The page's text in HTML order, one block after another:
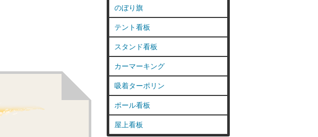
のぼり旗
テント看板
スタンド看板
カーマーキング
吸着ターポリン
ポール看板
屋上看板